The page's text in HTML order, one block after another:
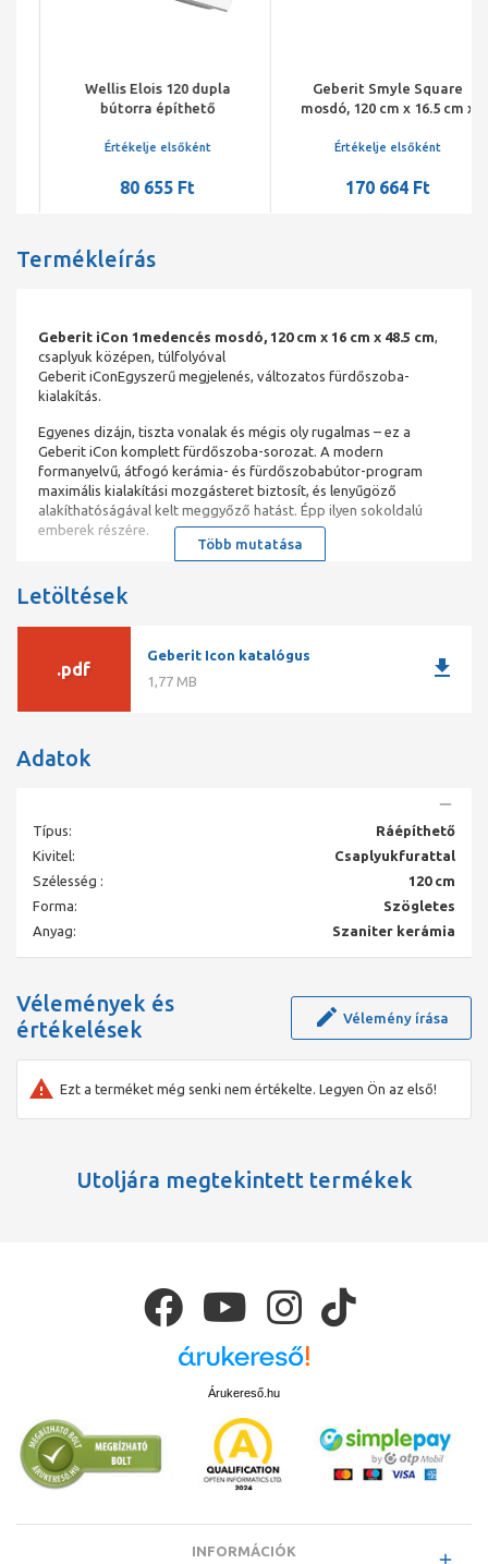
Wellis Elois 120 dupla
bútorra építhető
1,5/17,3 cm
Értékelje elsőként
80 655 Ft
Geberit Smyle Square
mosdó, 120 cm x 16.5 cm x
túlfolyó látható
Értékelje elsőként
170 664 Ft
Termékleírás
Geberit iCon 1medencés mosdó, 120 cm x 16 cm x 48.5 cm,
csaplyuk középen, túlfolyóval
Geberit iConEgyszerű megjelenés, változatos fürdőszoba-
kialakítás.
Egyenes dizájn, tiszta vonalak és mégis oly rugalmas – ez a
Geberit iCon komplett fürdőszoba-sorozat. A modern
formanyelvű, átfogó kerámia- és fürdőszobabútor-program
maximális kialakítási mozgásteret biztosít, és lenyűgöző
alakíthatóságával kelt meggyőző hatást. Épp ilyen sokoldalú
emberek részére.
Több mutatása
Letöltések
.pdf
Geberit Icon katalógus
1,77 MB
download
Adatok
Típus:
Ráépíthető
Kivitel:
Csaplyukfurattal
Szélesség :
120 cm
Forma:
Szögletes
Anyag:
Szaniter kerámia
Vélemények és
értékelések
Vélemény írása
Ezt a terméket még senki nem értékelte. Legyen Ön az első!
Utoljára megtekintett termékek
Árukereső.hu
INFORMÁCIÓK